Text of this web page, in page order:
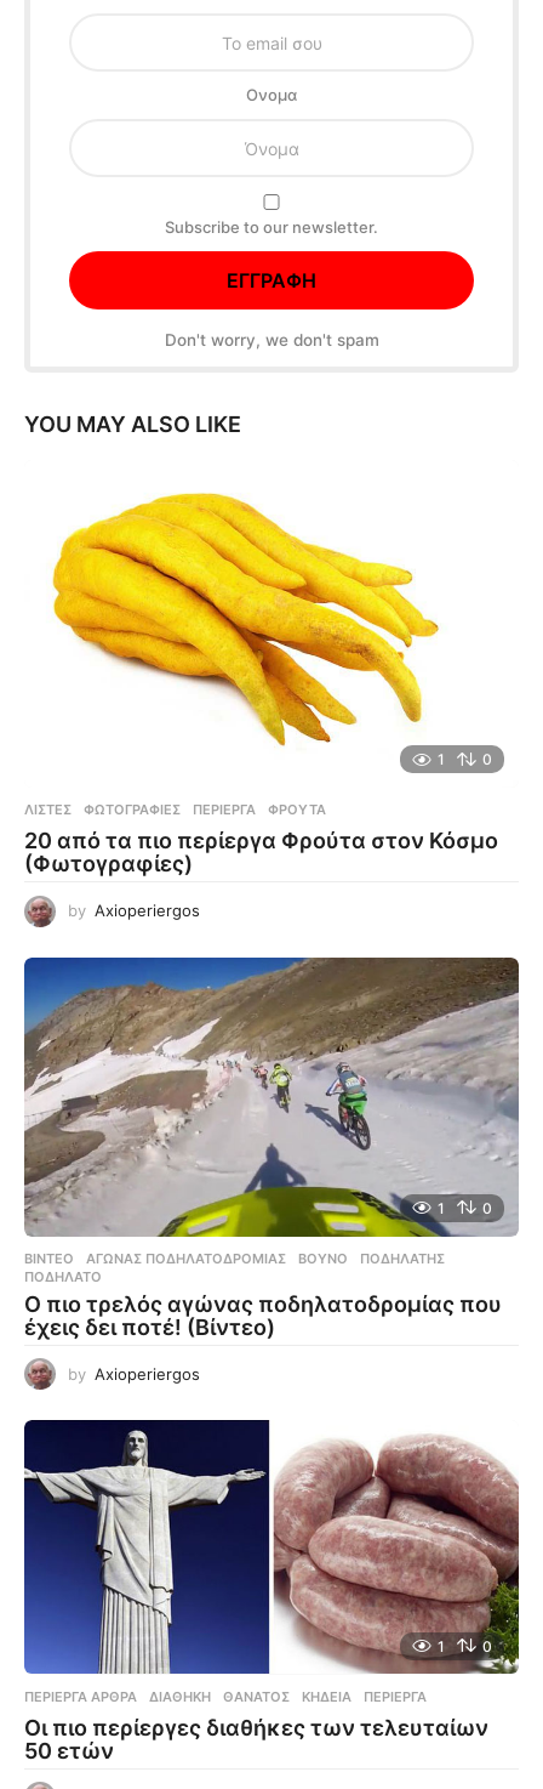
Oνομα
Subscribe to our newsletter.
Don't worry, we don't spam
YOU MAY ALSO LIKE
1 0
ΛΊΣΤΕΣ ,ΦΩΤΟΓΡΑΦΊΕΣ ΠΕΡΊΕΡΓΑ ,ΦΡΟΎΤΑ
20 από τα πιο περίεργα Φρούτα στον Κόσμο
(Φωτογραφίες)
by Axioperiergos
1 0
ΒΊΝΤΕΟ ΑΓΏΝΑΣ ΠΟΔΗΛΑΤΟΔΡΟΜΊΑΣ ,ΒΟΥΝΌ ,ΠΟΔΗΛΆΤΗΣ
ΠΟΔΉΛΑΤΟ
Ο πιο τρελός αγώνας ποδηλατοδρομίας που
έχεις δει ποτέ! (Βίντεο)
by Axioperiergos
1 0
ΠΕΡΊΕΡΓΑ ΆΡΘΡΑ ΔΙΑΘΉΚΗ ,ΘΆΝΑΤΟΣ ,ΚΗΔΕΊΑ ,ΠΕΡΊΕΡΓΑ
Οι πιο περίεργες διαθήκες των τελευταίων
50 ετών